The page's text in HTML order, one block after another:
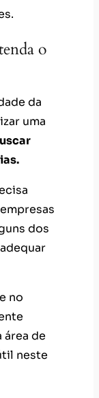
o
da
uma
dos
no
de
neste